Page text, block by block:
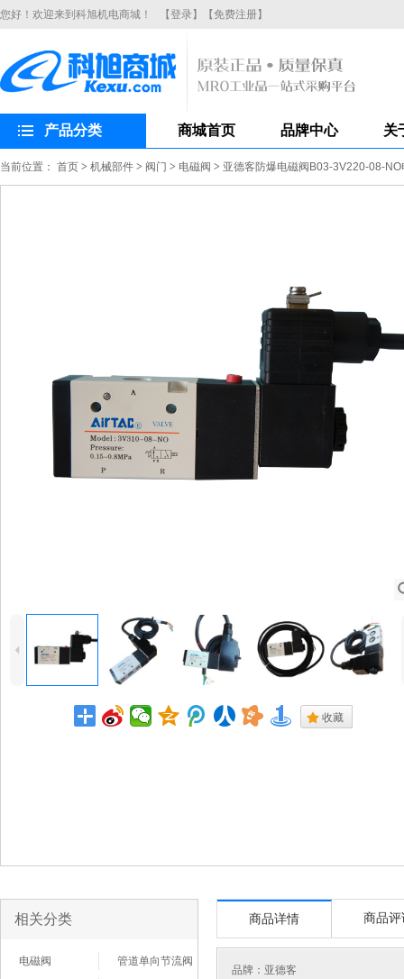
您好！欢迎来到科旭机电商城！ 【登录】 【免费注册】
产品分类 商城首页 品牌中心 关
当前位置： 首页 > 机械部件 > 阀门 > 电磁阀 > 亚德客防爆电磁阀B03-3V220-08-
4
. 收藏
相关分类
电磁阀
管道单向节流阀
商品详情 商品评
品牌： 亚德客